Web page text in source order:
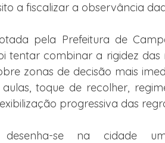
a fiscalizar a observância
pela Prefeitura de
tentar combinar a rigidez
zonas de decisão mais
aulas, toque de recolher,
progressiva das
desenha-se na cidade